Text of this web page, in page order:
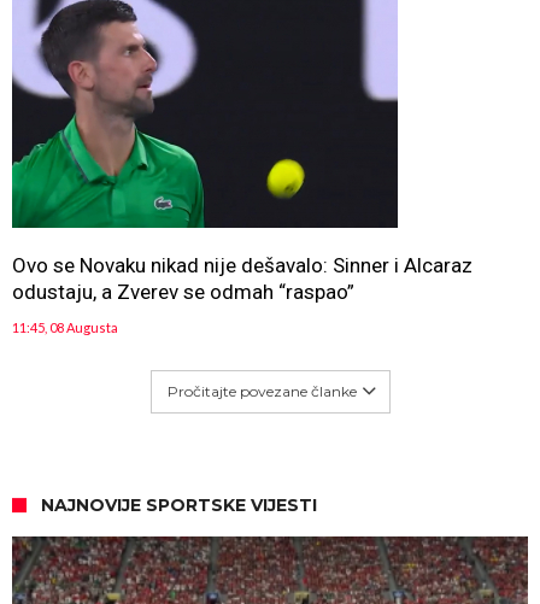
Ovo se Novaku nikad nije dešavalo: Sinner i Alcaraz
odustaju, a Zverev se odmah “raspao”
11:45, 08 Augusta
Pročitajte povezane članke
NAJNOVIJE SPORTSKE VIJESTI